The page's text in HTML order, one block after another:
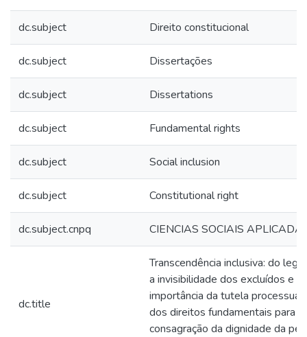
dc.subject Direito constitucional
dc.subject Dissertações
dc.subject Dissertations
dc.subject Fundamental rights
dc.subject Social inclusion
dc.subject Constitutional right
dc.subject.cnpq CIENCIAS SOCIAIS
dc.title
Transcendência inclusiva: do
a invisibilidade dos excluídos e a
importância da tutela processual
dos direitos fundamentais para a
consagração da dignidade da